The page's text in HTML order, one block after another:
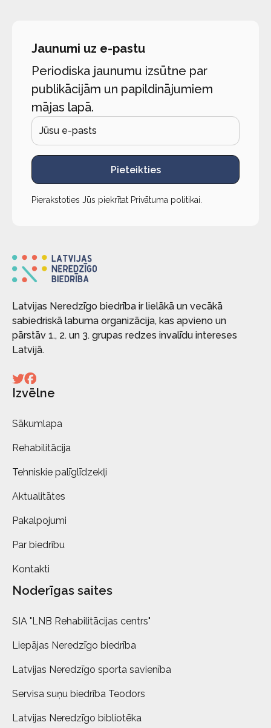
Jaunumi uz e-pastu
Periodiska jaunumu izsūtne par
publikācijām un papildinājumiem
mājas lapā.
Pieteikties
Pierakstoties Jūs piekrītat Privātuma politikai
Latvijas Neredzīgo biedrība ir lielākā un vecākā
sabiedriskā labuma organizācija, kas apvieno un
pārstāv 1., 2. un 3. grupas redzes invalīdu intereses
Latvijā.
Izvēlne
Sākumlapa
Rehabilitācija
Tehniskie palīglīdzekļi
Aktualitātes
Pakalpojumi
Par biedrību
Kontakti
Noderīgas saites
SIA "LNB Rehabilitācijas centrs"
Liepājas Neredzīgo biedrība
Latvijas Neredzīgo sporta savienība
Servisa suņu biedrība Teodors
Latvijas Neredzīgo bibliotēka